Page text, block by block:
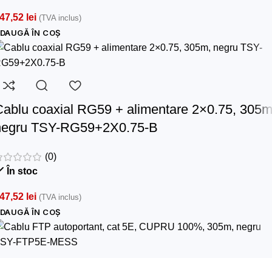
lei (TVA inclus)
ÎN COȘ
coaxial RG59 + alimentare 2×0.75,
TSY-RG59+2X0.75-B
(0)
În stoc
lei (TVA inclus)
ÎN COȘ